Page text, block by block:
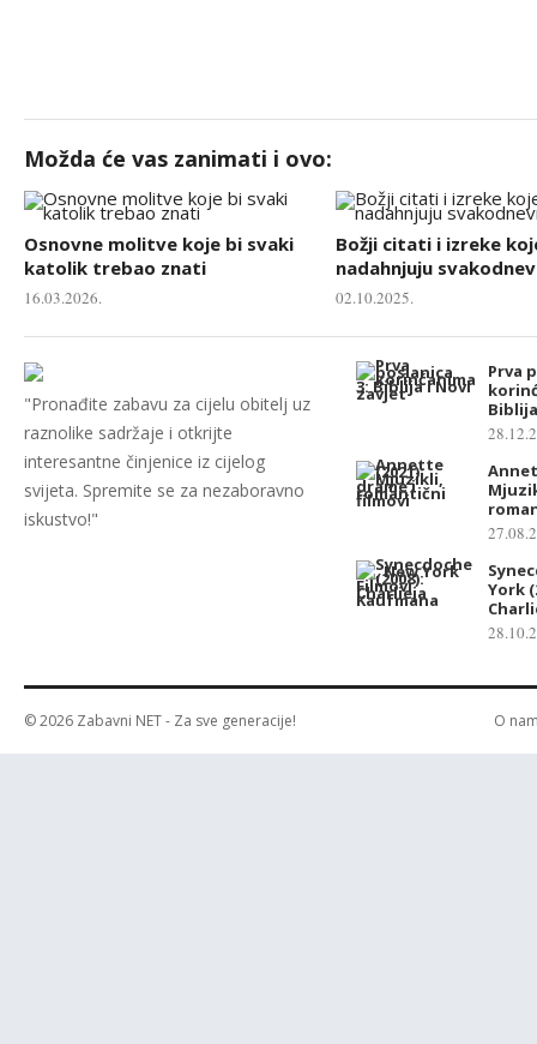
Možda će vas zanimati i ovo:
Osnovne molitve koje bi svaki
katolik trebao znati
16.03.2026.
Božji citati i izreke
nadahnjuju
02.10.2025.
"Pronađite zabavu za cijelu obitelj uz
raznolike sadržaje i otkrijte
interesantne činjenice iz cijelog
svijeta. Spremite se za nezaboravno
iskustvo!"
Prva
York
© 2026 Zabavni NET- Za sve generacije! O